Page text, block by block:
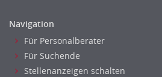
Controlling
Navigation
Für Personalberater
Für Suchende
Stellenanzeigen schalten